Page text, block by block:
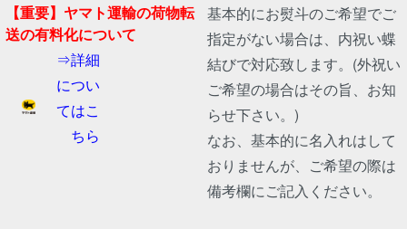
【重要】ヤマト運輸の荷物転
送の有料化について
⇒詳細
につい
てはこ
ちら
基本的にお熨斗のご希望でご
指定がない場合は、内祝い蝶
結びで対応致します。(外祝い
ご希望の場合はその旨、お知
らせ下さい。)
なお、基本的に名入れはして
おりませんが、ご希望の際は
備考欄にご記入ください。